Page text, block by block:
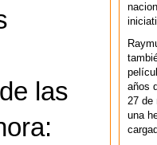
las
años
27 de
una